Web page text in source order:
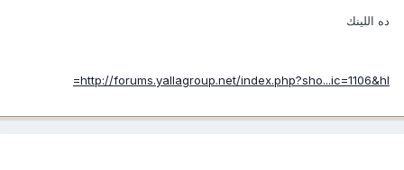
ده اللينك
http://forums.yallagroup.net/index.php?sho...ic=1106&hl=